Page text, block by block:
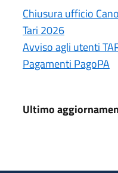
Chiusura ufficio
Tari 2026
Avviso agli utenti
Pagamenti PagoPA
Ultimo